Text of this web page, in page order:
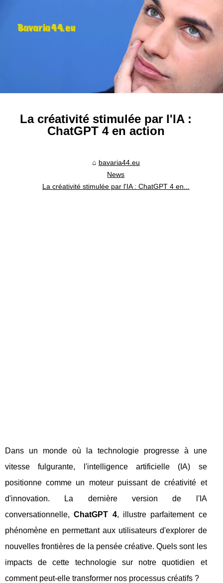
La créativité stimulée par l'IA :
ChatGPT 4 en action
bavaria44.eu
News
La créativité stimulée par l'IA : ChatGPT 4 en...
Dans un monde où la technologie progresse à une
vitesse fulgurante, l'intelligence artificielle (IA) se
positionne comme un moteur puissant de créativité et
d'innovation. La dernière version de l'IA
conversationnelle,ChatGPT 4, illustre parfaitement ce
phénomène en permettant aux utilisateurs d'explorer de
nouvelles frontières de la pensée créative. Quels sont les
impacts de cette technologie sur notre quotidien et
comment peut-elle transformer nos processus créatifs ?